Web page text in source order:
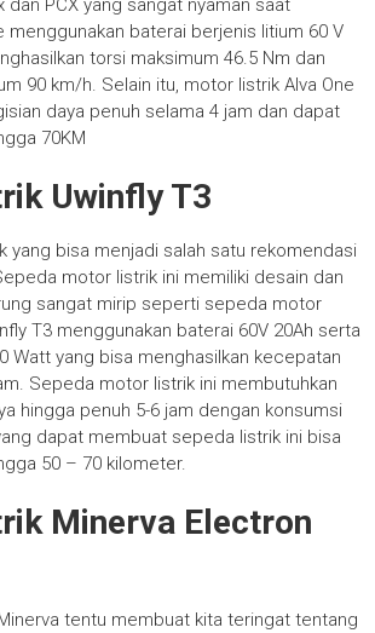
PCX yang sangat nyaman saat
menggunakan baterai berjenis litium 60 V
torsi maksimum 46.5 Nm dan
90 km/h. Selain itu, motor listrik Alva One
daya penuh selama 4 jam dan dapat
70KM
Uwinfly T3
yang bisa menjadi salah satu rekomendasi
motor listrik ini memiliki desain dan
sangat mirip seperti sepeda motor
T3 menggunakan baterai 60V 20Ah serta
Watt yang bisa menghasilkan kecepatan
Sepeda motor listrik ini membutuhkan
hingga penuh 5-6 jam dengan konsumsi
dapat membuat sepeda listrik ini bisa
50 – 70 kilometer.
Minerva Electron
tentu membuat kita teringat tentang